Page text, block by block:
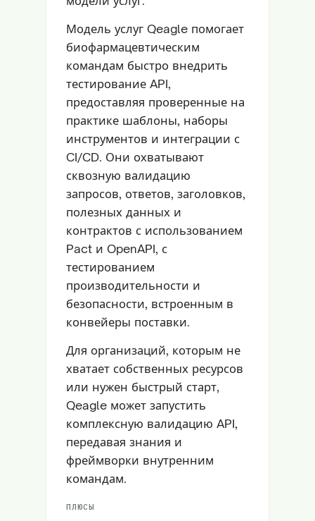
Модель услуг Qeagle помогает
биофармацевтическим
командам быстро внедрить
тестирование API,
предоставляя проверенные на
практике шаблоны, наборы
инструментов и интеграции с
CI/CD. Они охватывают
сквозную валидацию
запросов, ответов, заголовков,
полезных данных и
контрактов с использованием
Pact и OpenAPI, с
тестированием
производительности и
безопасности, встроенным в
конвейеры поставки.
Для организаций, которым не
хватает собственных ресурсов
или нужен быстрый старт,
Qeagle может запустить
комплексную валидацию API,
передавая знания и
фреймворки внутренним
командам.
ПЛЮСЫ